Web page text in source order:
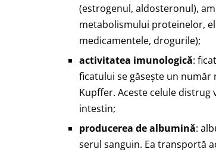
(estrogenul, aldosteronul),
metabolismului proteinelor,
medicamentele, drogurile);
activitatea imunologică:
ficatului se găsește un
Kupffer. Aceste celule
intestin;
producerea de albumină:
serul sanguin. Ea transportă